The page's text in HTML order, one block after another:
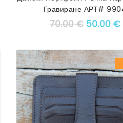
65.45 €.
цена е: 44.00 €.
Гравиране АРТ#
70.00€ Original
50.00€